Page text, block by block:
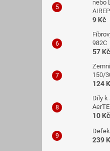
nebo
9 Kč
982C
57 Kč
150/
124
Díly
10 Kč
239